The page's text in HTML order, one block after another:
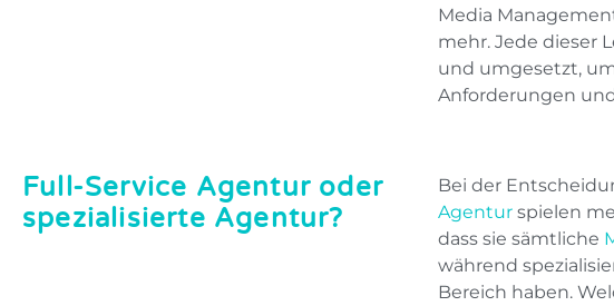
Media
mehr. Jede dieser
und umgesetzt,
Anforderungen
Full-Service Agentur oder
spezialisierte Agentur?
Bei der
Agentur spielen
dass sie sämtliche
während
Bereich haben.